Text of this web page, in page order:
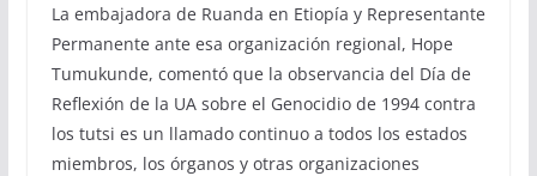
La embajadora de Ruanda en Etiopía y Representante
Permanente ante esa organización regional, Hope
Tumukunde, comentó que la observancia del Día de
Reflexión de la UA sobre el Genocidio de 1994 contra
los tutsi es un llamado continuo a todos los estados
miembros, los órganos y otras organizaciones